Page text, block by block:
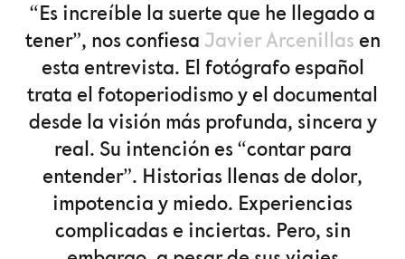
“Es increíble la suerte que he llegado a
tener”, nos confiesa Javier Arcenillas en
esta entrevista. El fotógrafo español
trata el fotoperiodismo y el documental
desde la visión más profunda, sincera y
real. Su intención es “contar para
entender”. Historias llenas de dolor,
impotencia y miedo. Experiencias
complicadas e inciertas. Pero, sin